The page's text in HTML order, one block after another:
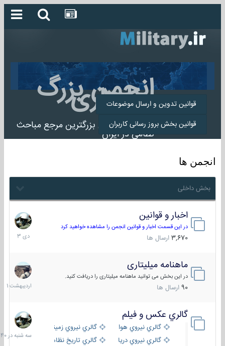
انجمن بزرگ
میلیتاری
انجمن میلیتاری بزرگترین مرجع مباحث
نظامی در ایران
قوانین تدوین و ارسال موضوعات
قوانین بخش بروز رسانی کاربران
انجمن ها
بخش داخلی
اخبار و قوانین
در این قسمت اخبار و قوانین انجمن را مشاهده خواهید کرد
3,670 ارسال ها
22
دی
1403
ماهنامه میلیتاری
در این بخش می توانید ماهنامه میلیتاری را دریافت کنید.
90 ارسال ها
30
1401
گالري عكس و فيلم
گالري نيروي هوايي
گالري نيروي زميني
گالري نيروي دريايي
گالري تاریخ نظامی
سه
شنبه
در